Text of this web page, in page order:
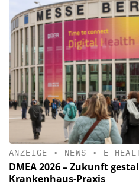
ANZEIGE • NEWS • E-
DMEA 2026 – Zukunft
Krankenhaus-Praxis